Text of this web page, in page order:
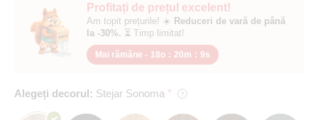
Profitați de prețul excelent!
Am topit prețurile! ☀️ Reduceri de vară de până
la -30%. ⏳ Timp limitat!
Mai rămâne - 18o : 20m : 8s
Alegeți decorul: Stejar Sonoma